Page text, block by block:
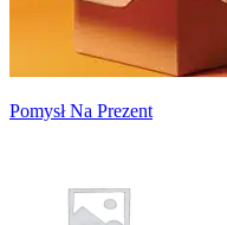
Pomysł Na Prezent